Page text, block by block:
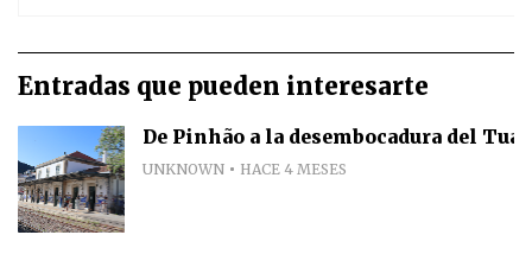
Entradas que pueden interesarte
De Pinhão a la desembocadura del
UNKNOWN HACE 4 MESES